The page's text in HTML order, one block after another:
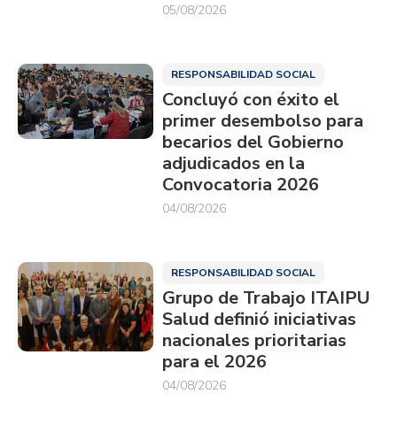
05/08/2026
RESPONSABILIDAD SOCIAL
Concluyó con éxito el
primer desembolso para
becarios del Gobierno
adjudicados en la
Convocatoria 2026
04/08/2026
RESPONSABILIDAD SOCIAL
Grupo de Trabajo ITAIPU
Salud definió iniciativas
nacionales prioritarias
para el 2026
04/08/2026